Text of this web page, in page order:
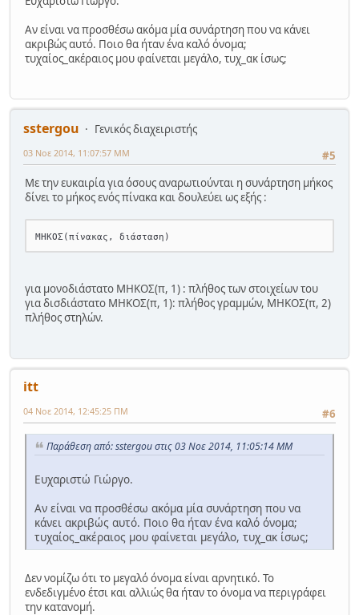
Αν είναι να προσθέσω ακόμα μία συνάρτηση που να κάνει
ακριβώς αυτό. Ποιο θα ήταν ένα καλό όνομα;
τυχαίος_ακέραιος μου φαίνεται μεγάλο, τυχ_ακ ίσως;
sstergou
Γενικός διαχειριστής
#5
03 Νοε 2014, 11:07:57 ΜΜ
Με την ευκαιρία για όσους αναρωτιούνται η συνάρτηση μήκος
δίνει το μήκος ενός πίνακα και δουλεύει ως εξής :
για μονοδιάστατο ΜΗΚΟΣ(π, 1) : πλήθος των στοιχείων του
για δισδιάστατο ΜΗΚΟΣ(π, 1): πλήθος γραμμών, ΜΗΚΟΣ(π, 2)
πλήθος στηλών.
itt
#6
04 Νοε 2014, 12:45:25 ΠΜ
Παράθεση από: sstergou στις 03 Νοε 2014, 11:05:14 ΜΜ
Ευχαριστώ Γιώργο.
Αν είναι να προσθέσω ακόμα μία συνάρτηση που να
κάνει ακριβώς αυτό. Ποιο θα ήταν ένα καλό όνομα;
τυχαίος_ακέραιος μου φαίνεται μεγάλο, τυχ_ακ ίσως;
Δεν νομίζω ότι το μεγαλό όνομα είναι αρνητικό. Το
ενδεδιγμένο έτσι και αλλιώς θα ήταν το όνομα να περιγράφει
την κατανομή.